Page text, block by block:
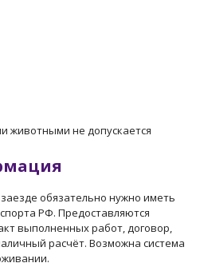
животными не допускается
обязательно нужно иметь
РФ. Предоставляются
выполненных работ, договор,
расчёт. Возможна система